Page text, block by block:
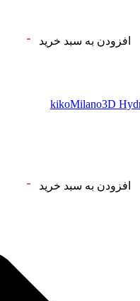
افزودن به سبد خرید
افزودن به سبد خرید